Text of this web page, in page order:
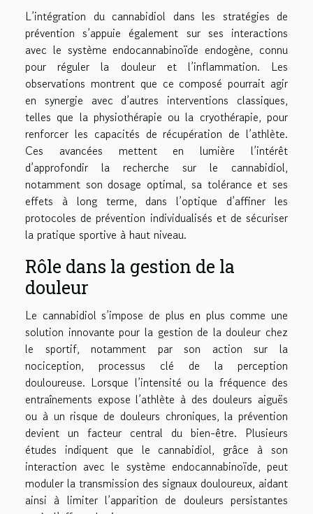
L’intégration du cannabidiol dans les stratégies de
prévention s’appuie également sur ses interactions
avec le système endocannabinoïde endogène, connu
pour réguler la douleur et l’inflammation. Les
observations montrent que ce composé pourrait agir
en synergie avec d’autres interventions classiques,
telles que la physiothérapie ou la cryothérapie, pour
renforcer les capacités de récupération de l’athlète.
Ces avancées mettent en lumière l’intérêt
d’approfondir la recherche sur le cannabidiol,
notamment son dosage optimal, sa tolérance et ses
effets à long terme, dans l’optique d’affiner les
protocoles de prévention individualisés et de sécuriser
la pratique sportive à haut niveau.
Rôle dans la gestion de la
douleur
Le cannabidiol s’impose de plus en plus comme une
solution innovante pour la gestion de la douleur chez
le sportif, notamment par son action sur la
nociception, processus clé de la perception
douloureuse. Lorsque l’intensité ou la fréquence des
entraînements expose l’athlète à des douleurs aiguës
ou à un risque de douleurs chroniques, la prévention
devient un facteur central du bien-être. Plusieurs
études indiquent que le cannabidiol, grâce à son
interaction avec le système endocannabinoïde, peut
moduler la transmission des signaux douloureux, aidant
ainsi à limiter l’apparition de douleurs persistantes